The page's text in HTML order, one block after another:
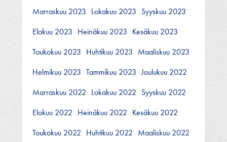
Marraskuu 2023 Lokakuu 2023 Syyskuu 2023
Elokuu 2023 Heinäkuu 2023 Kesäkuu 2023
Toukokuu 2023 Huhtikuu 2023 Maaliskuu 2023
Helmikuu 2023 Tammikuu 2023 Joulukuu 2022
Marraskuu 2022 Lokakuu 2022 Syyskuu 2022
Elokuu 2022 Heinäkuu 2022 Kesäkuu 2022
Toukokuu 2022 Huhtikuu 2022 Maaliskuu 2022